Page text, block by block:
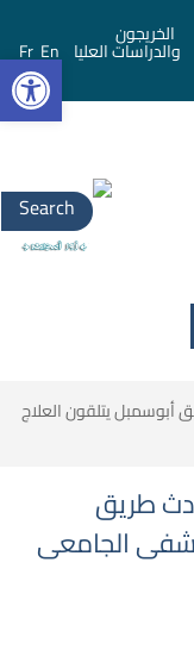
الخريجون
والدراسات العليا En
Fr
Search
for:
يتلقون العلاج
طريق
الجامعى